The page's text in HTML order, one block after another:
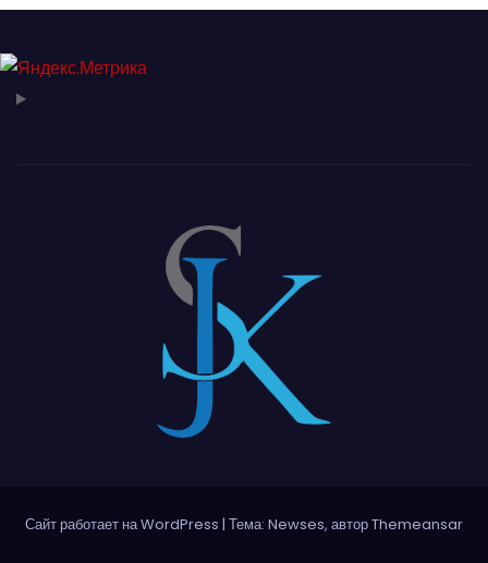
Сайт работает на WordPress | Тема: Newses, авторThemeansar